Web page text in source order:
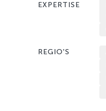
EXPERTISE
REGIO'S